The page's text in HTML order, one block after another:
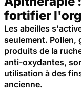
fortifier
Les abeilles
seulement. Pollen,
produits de la
anti-oxydantes,
utilisation à des
ancienne.